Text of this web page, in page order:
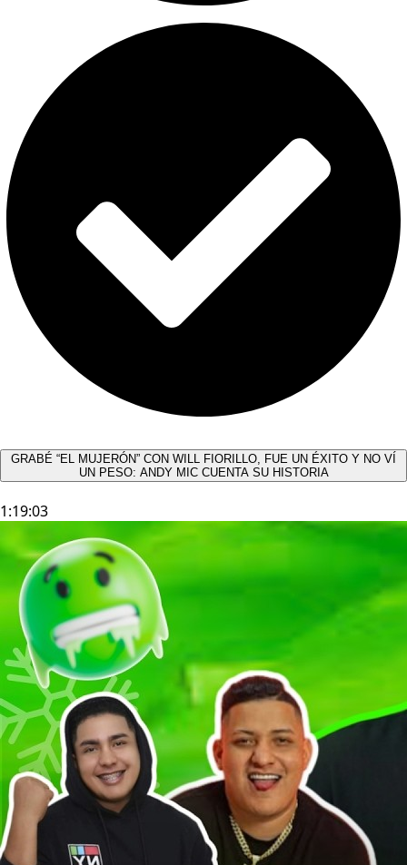
GRABÉ “EL MUJERÓN” CON WILL FIORILLO, FUE UN ÉXITO Y NO VÍ
UN PESO: ANDY MIC CUENTA SU HISTORIA
1:19:03